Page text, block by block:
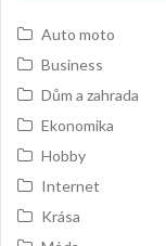
Auto moto
Business
Dům a zahrada
Ekonomika
Hobby
Internet
Krása